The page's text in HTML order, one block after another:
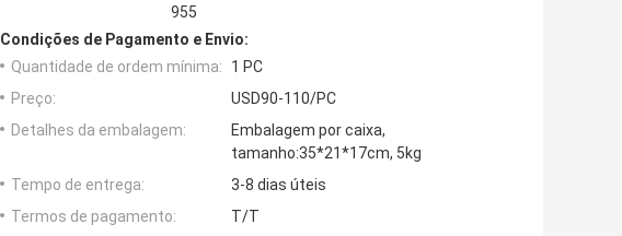
955
Condições de Pagamento e Envio:
Quantidade de ordem mínima:
1 PC
Preço:
USD90-110/PC
Detalhes da embalagem:
Embalagem por caixa,
tamanho:35*21*17cm, 5kg
Tempo de entrega:
3-8 dias úteis
Termos de pagamento:
T/T